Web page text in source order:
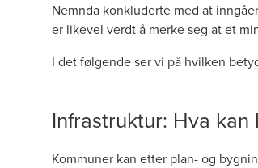
Nemnda konkluderte med at
er likevel verdt å merke seg at et
I det følgende ser vi på hvilken
Infrastruktur: Hva
Kommuner kan etter plan- og